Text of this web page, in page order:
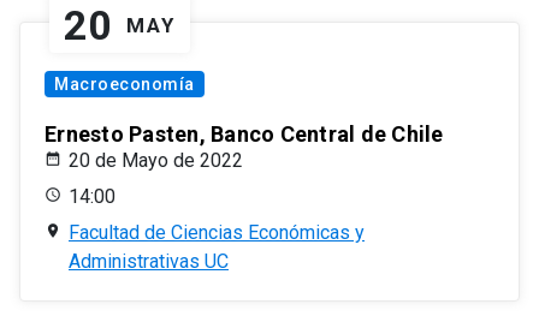
20 MAY
Macroeconomía
Ernesto Pasten, Banco Central de Chile
20 de Mayo de 2022
14:00
Facultad de Ciencias Económicas y
Administrativas UC